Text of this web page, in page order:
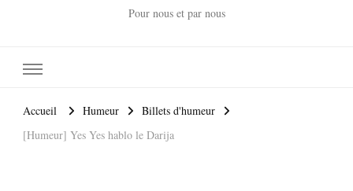
Pour nous et par nous
Accueil Humeur
Billets d'humeur
[Humeur] Yes Yes hablo le Darija